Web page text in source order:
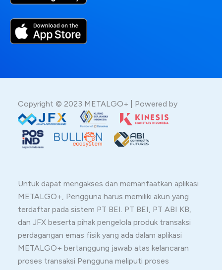
Copyright © 2023 METALGO+ | Powered by
Untuk dapat mengakses dan memanfaatkan aplikasi
METALGO+, Pengguna harus memiliki akun yang
terdaftar pada sistem PT BEI. PT BEI, PT ABI KB,
dan JFX beserta pihak pengelola produk transaksi
perdagangan emas fisik yang ada dalam aplikasi
METALGO+ bertanggung jawab atas kelancaran
proses transaksi Pengguna meliputi proses